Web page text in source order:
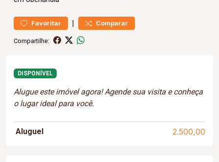
Favoritar | Comparar
Compartilhe:
DISPONÍVEL
Alugue este imóvel agora! Agende sua visita e conheça
o lugar ideal para você.
Aluguel 2.500,00